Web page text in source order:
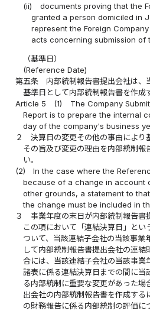
(ii)
documents proving that the
granted a person domiciled in
represent the Foreign
acts concerning submission of
（基準日）
(Reference Date)
第五条
内部統制報告書提出会社は、
基準日として内部統制報告書を作成
Article 5
(1)
The Company
Report is to prepare the internal
day of the company's business
２
決算日の変更その他の事由により
その旨及び変更の理由を内部統制報
い。
(2)
In the case where the
because of a change in account
other grounds, a statement to
the change must be included in
３
事業年度の末日が内部統制報告書
この項において「連結決算日」とい
ついて、当該連結子会社の当該事業
して内部統制報告書提出会社の連
合には、当該連結子会社の当該事業
諸表に係る連結決算日までの間に当
る内部統制に重要な変更があった場
出会社の内部統制報告書を作成する
の財務報告に係る内部統制の評価に